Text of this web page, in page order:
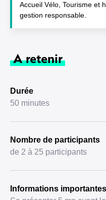
Accueil Vélo, Tourisme et
gestion responsable.
A retenir
Durée
50 minutes
Nombre de participants
de 2 à 25 participants
Informations importantes